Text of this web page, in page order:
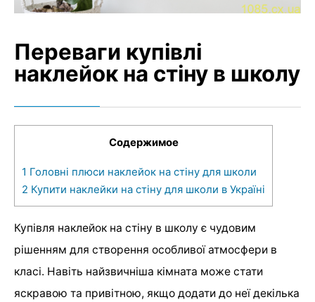
Переваги купівлі
наклейок на стіну в школу
Содержимое
1 Головні плюси наклейок на стіну для школи
2 Купити наклейки на стіну для школи в Україні
Купівля наклейок на стіну в школу є чудовим
рішенням для створення особливої атмосфери в
класі. Навіть найзвичніша кімната може стати
яскравою та привітною, якщо додати до неї декілька